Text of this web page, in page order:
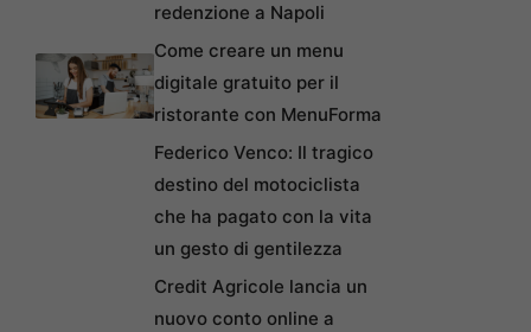
redenzione a Napoli
Come creare un menu
digitale gratuito per il
ristorante con MenuForma
Federico Venco: Il tragico
destino del motociclista
che ha pagato con la vita
un gesto di gentilezza
Credit Agricole lancia un
nuovo conto online a